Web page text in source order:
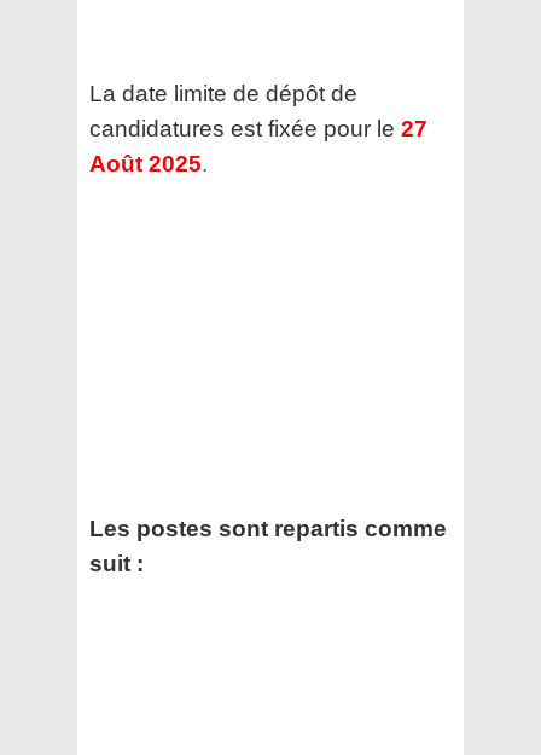
La date limite de dépôt de
candidatures est fixée pour le 27
Août 2025.
Les postes sont repartis comme
suit :